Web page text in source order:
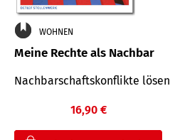
WOHNEN
Meine Rechte als Nachbar
Nach­bar­schafts­konflikte lösen
16,90 €